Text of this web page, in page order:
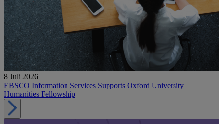
8 Juli 2026 |
EBSCO Information Services Supports Oxford University
Humanities Fellowship